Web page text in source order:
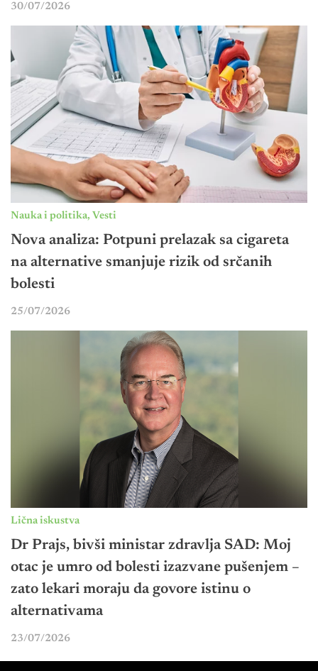
30/07/2026
Nauka i politika, Vesti
Nova analiza: Potpuni prelazak sa cigareta
na alternative smanjuje rizik od srčanih
bolesti
25/07/2026
Lična iskustva
Dr Prajs, bivši ministar zdravlja SAD: Moj
otac je umro od bolesti izazvane pušenjem –
zato lekari moraju da govore istinu o
alternativama
23/07/2026